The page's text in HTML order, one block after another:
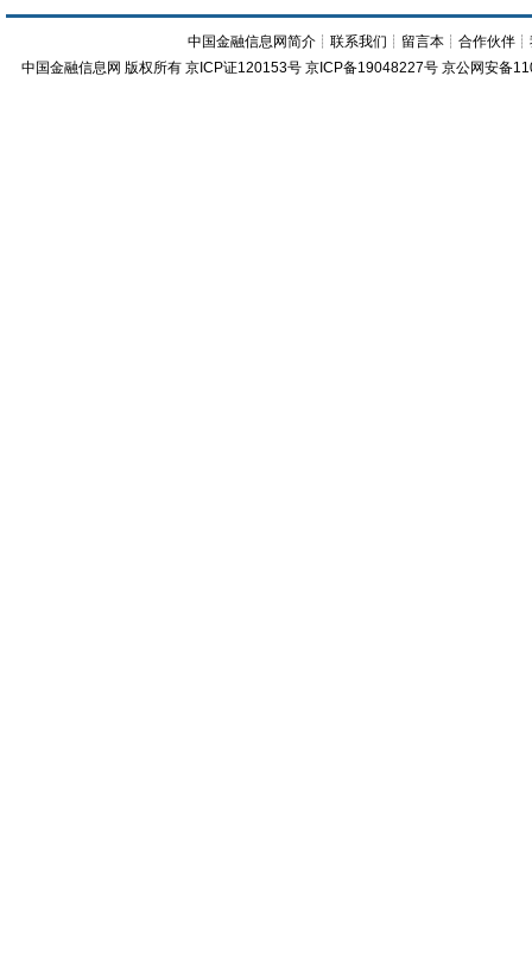
中国金融信息网简介 ┊联系我们 ┊ 留言本 ┊合作伙伴 ┊
中国金融信息网 版权所有 京ICP证120153号 京ICP备19048227号 京公网安备